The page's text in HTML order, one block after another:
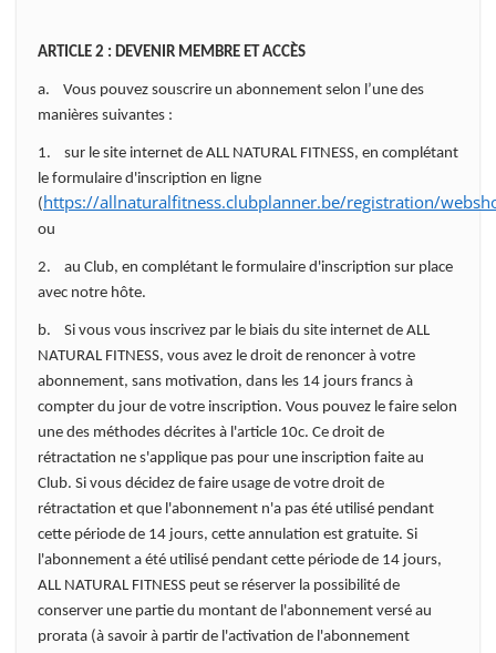
ARTICLE 2 : DEVENIR MEMBRE ET ACCÈS
a. Vous pouvez souscrire un abonnement selon l’une des
manières suivantes :
1. sur le site internet de ALL NATURAL FITNESS, en complétant
le formulaire d'inscription en ligne
(https://allnaturalfitness.clubplanner.be/registration/
ou
2. au Club, en complétant le formulaire d'inscription sur place
avec notre hôte.
b. Si vous vous inscrivez par le biais du site internet de ALL
NATURAL FITNESS, vous avez le droit de renoncer à votre
abonnement, sans motivation, dans les 14 jours francs à
compter du jour de votre inscription. Vous pouvez le faire selon
une des méthodes décrites à l'article 10c. Ce droit de
rétractation ne s'applique pas pour une inscription faite au
Club. Si vous décidez de faire usage de votre droit de
rétractation et que l'abonnement n'a pas été utilisé pendant
cette période de 14 jours, cette annulation est gratuite. Si
l'abonnement a été utilisé pendant cette période de 14 jours,
ALL NATURAL FITNESS peut se réserver la possibilité de
conserver une partie du montant de l'abonnement versé au
prorata (à savoir à partir de l'activation de l'abonnement